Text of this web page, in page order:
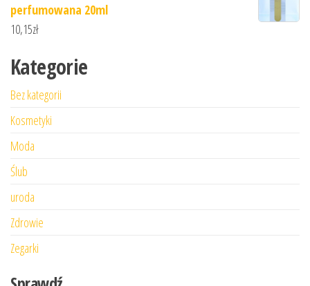
perfumowana 20ml
10,15zł
Kategorie
Bez kategorii
Kosmetyki
Moda
Ślub
uroda
Zdrowie
Zegarki